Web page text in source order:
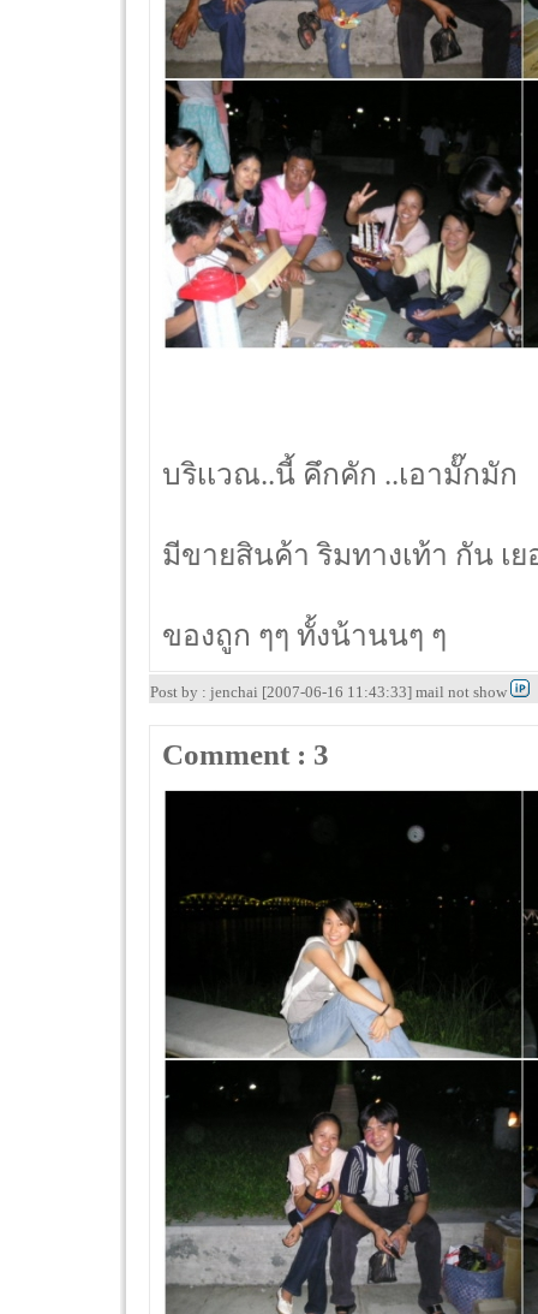
บริเเวณ..นี้ คึกคัก ..เอามั๊กมัก
มีขายสินค้า ริมทางเท้า กัน เย
ของถูก ๆๆ ทั้งน้านนๆ ๆ
Post by : jenchai [2007-06-16 11:43:33] mail not show
Comment : 3